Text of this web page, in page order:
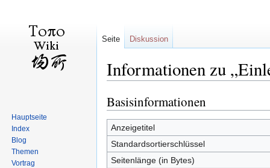
Informationen zu
Zur
Navigation
springen
Zur
Suche
springen
Basisinformationen
Anzeigetitel
Standardsortierschlüssel
Seitenlänge (in Bytes)
Seite Diskussion
Hauptseite
Index
Blog
Themen
Vortrag